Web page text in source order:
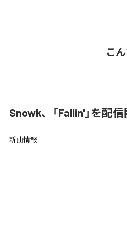
こ
Snowk、「Fallin'」を配
新曲情報